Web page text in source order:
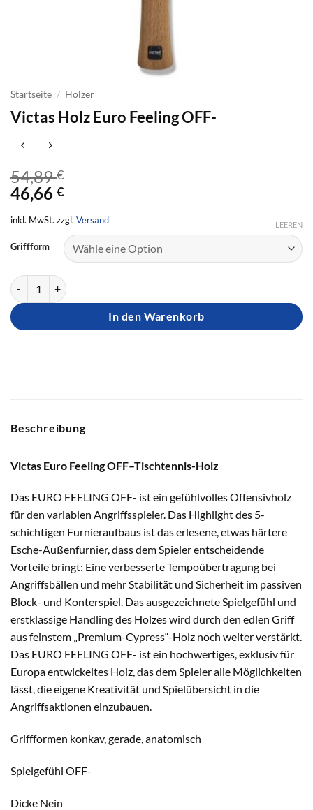
Startseite / Hölzer
Victas Holz Euro Feeling OFF-
54,89€
46,66 €
inkl. MwSt. zzgl. Versand
Griffform
LEEREN
Victas Holz Euro Feeling OFF- Menge
In den Warenkorb
Beschreibung
Victas Euro Feeling OFF–Tischtennis-Holz
Das EURO FEELING OFF- ist ein gefühlvolles Offensivholz
für den variablen Angriffsspieler. Das Highlight des 5-
schichtigen Furnieraufbaus ist das erlesene, etwas härtere
Esche-Außenfurnier, dass dem Spieler entscheidende
Vorteile bringt: Eine verbesserte Tempoübertragung bei
Angriffsbällen und mehr Stabilität und Sicherheit im passiven
Block- und Konterspiel. Das ausgezeichnete Spielgefühl und
erstklassige Handling des Holzes wird durch den edlen Griff
aus feinstem „Premium-Cypress“-Holz noch weiter verstärkt.
Das EURO FEELING OFF- ist ein hochwertiges, exklusiv für
Europa entwickeltes Holz, das dem Spieler alle Möglichkeiten
lässt, die eigene Kreativität und Spielübersicht in die
Angriffsaktionen einzubauen.
Griffformen konkav, gerade, anatomisch
Spielgefühl OFF-
Dicke Nein